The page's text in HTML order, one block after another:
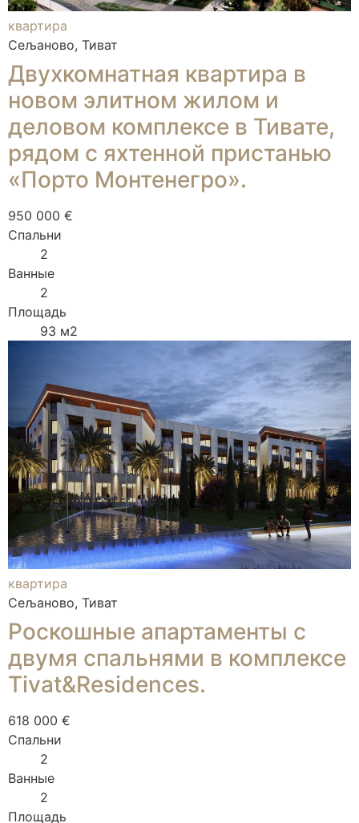
квартира
Сељаново, Тиват
Двухкомнатная квартира в
новом элитном жилом и
деловом комплексе в Тивате,
рядом с яхтенной пристанью
«Порто Монтенегро».
950 000 €
Спальни
2
Ванные
2
Площадь
93 м2
квартира
Сељаново, Тиват
Роскошные апартаменты с
двумя спальнями в комплексе
Tivat&Residences.
618 000 €
Спальни
2
Ванные
2
Площадь